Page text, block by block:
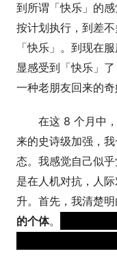
到所谓「快乐」的
按计划执行，到差
「快乐」。到现在
显感受到「快乐」
一种老朋友回来的奇
在这 8 个月中
来的史诗级加强，
态。我感觉自己似
是在人机对抗，人
升。首先，我清楚
的个体。